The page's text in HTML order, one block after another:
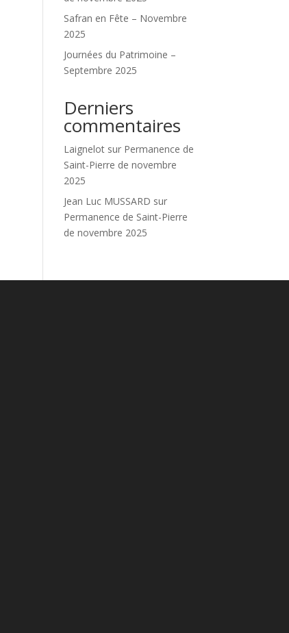
Safran en Fête – Novembre
2025
Journées du Patrimoine –
Septembre 2025
Derniers
commentaires
Laignelot sur Permanence de
Saint-Pierre de novembre
2025
Jean Luc MUSSARD sur
Permanence de Saint-Pierre
de novembre 2025